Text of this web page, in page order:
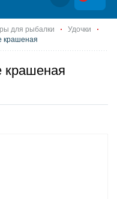
для рыбалки
Удочки
крашеная
крашеная